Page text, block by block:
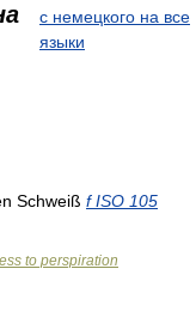
с немецкого на все
языки
Schweiß f ISO 105
to perspiration